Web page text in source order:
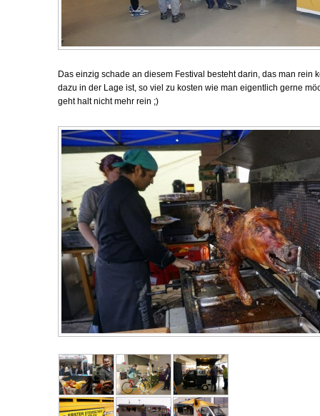
Das einzig schade an diesem Festival besteht darin, das man rein
dazu in der Lage ist, so viel zu kosten wie man eigentlich gerne
geht halt nicht mehr rein ;)